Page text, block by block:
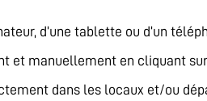
d’une tablette ou d’un
et manuellement en cliquant
dans les locaux et/ou